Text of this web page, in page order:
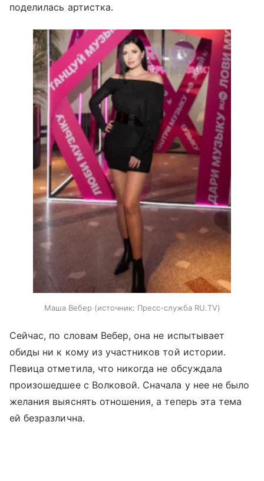
поделилась артистка.
Маша Вебер источник: Пресс-служба RU.TV
Сейчас, по словам Вебер, она не испытывает
обиды ни к кому из участников той истории.
Певица отметила, что никогда не обсуждала
произошедшее с Волковой. Сначала у нее не было
желания выяснять отношения, а теперь эта тема
ей безразлична.